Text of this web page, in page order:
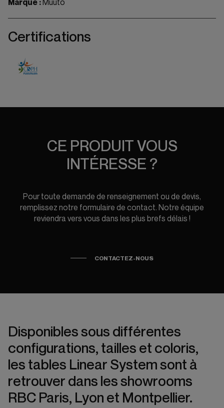
Muuto
Certifications
CE PRODUIT VOUS
INTÉRESSE ?
Pour toute demande de renseignement ou de devis,
remplissez notre formulaire de contact. Notre équipe
reviendra vers vous dans les plus brefs délais !
CONTACTEZ-NOUS
Disponibles sous différentes
configurations, tailles et coloris,
les tables Linear System sont à
retrouver dans les showrooms
RBC Paris, Lyon et Montpellier.